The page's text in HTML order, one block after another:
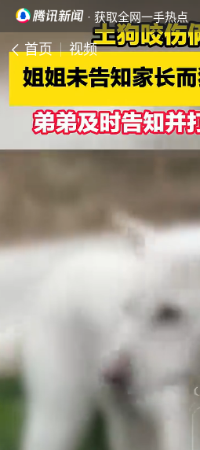
· 获取全网一手热点
首页 视频